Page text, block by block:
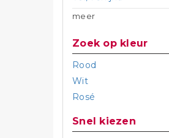
meer
Zoek op kleur
Rood
Wit
Rosé
Snel kiezen